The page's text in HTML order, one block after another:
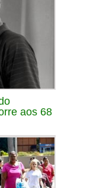
aos 68